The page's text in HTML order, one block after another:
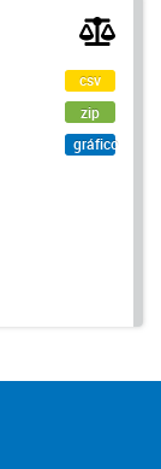
csv
zip
gráfico